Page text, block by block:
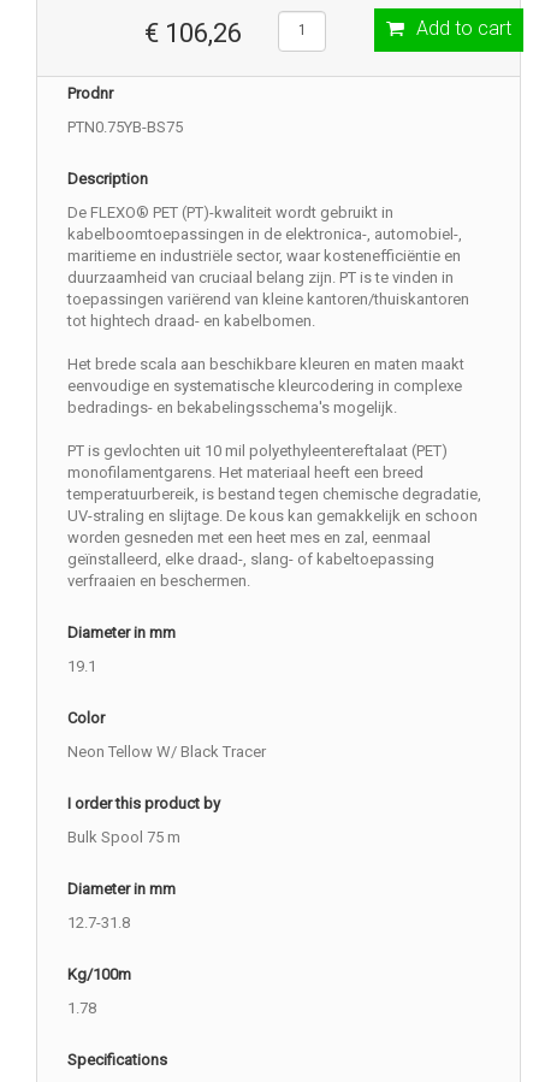
€ 106,26 Add to cart
Prodnr
PTN0.75YB-BS75
Description
De FLEXO® PET (PT)-kwaliteit wordt gebruikt in
kabelboomtoepassingen in de elektronica-, automobiel-,
maritieme en industriële sector, waar kostenefficiëntie en
duurzaamheid van cruciaal belang zijn. PT is te vinden in
toepassingen variërend van kleine kantoren/thuiskantoren
tot hightech draad- en kabelbomen.
Het brede scala aan beschikbare kleuren en maten maakt
eenvoudige en systematische kleurcodering in complexe
bedradings- en bekabelingsschema's mogelijk.
PT is gevlochten uit 10 mil polyethyleentereftalaat (PET)
monofilamentgarens. Het materiaal heeft een breed
temperatuurbereik, is bestand tegen chemische degradatie,
UV-straling en slijtage. De kous kan gemakkelijk en schoon
worden gesneden met een heet mes en zal, eenmaal
geïnstalleerd, elke draad-, slang- of kabeltoepassing
verfraaien en beschermen.
Diameter in mm
19.1
Color
Neon Tellow W/ Black Tracer
I order this product by
Bulk Spool 75 m
Diameter in mm
12.7-31.8
Kg/100m
1.78
Specifications